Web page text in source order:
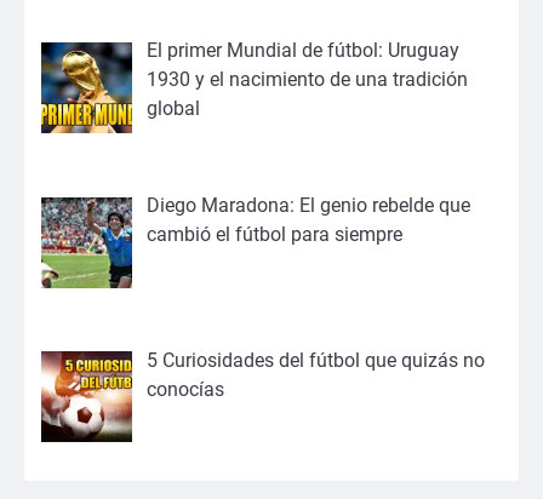
El primer Mundial de fútbol: Uruguay
1930 y el nacimiento de una tradición
global
Diego Maradona: El genio rebelde que
cambió el fútbol para siempre
5 Curiosidades del fútbol que quizás no
conocías